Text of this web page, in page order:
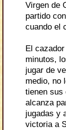
Virgen de
partido
cuando el
El
minutos,
jugar de
medio, no
tienen sus
alcanza
jugadas y
victoria a